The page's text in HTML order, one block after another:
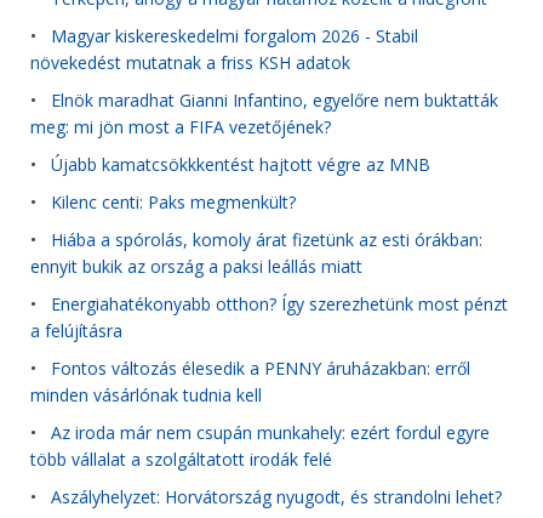
• Magyar kiskereskedelmi forgalom 2026 - Stabil
növekedést mutatnak a friss KSH adatok
• Elnök maradhat Gianni Infantino, egyelőre nem buktatták
meg: mi jön most a FIFA vezetőjének?
• Újabb kamatcsökkkentést hajtott végre az MNB
• Kilenc centi: Paks megmenkült?
• Hiába a spórolás, komoly árat fizetünk az esti órákban:
ennyit bukik az ország a paksi leállás miatt
• Energiahatékonyabb otthon? Így szerezhetünk most pénzt
a felújításra
• Fontos változás élesedik a PENNY áruházakban: erről
minden vásárlónak tudnia kell
• Az iroda már nem csupán munkahely: ezért fordul egyre
több vállalat a szolgáltatott irodák felé
• Aszályhelyzet: Horvátország nyugodt, és strandolni lehet?